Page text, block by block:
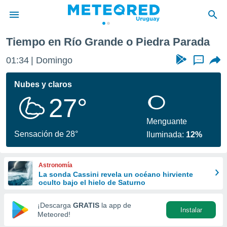
de
ha
calidad.
a este
las
y
forma
digital
basada
Tiempo en Río Grande o Piedra Parada
01:34 Domingo ...
Nubes y claros
27°
Sensación de 28°
Menguante
Iluminada: 12%
Astronomía
La sonda Cassini revela un océano hirviente
oculto bajo el hielo de Saturno
¡Descarga GRATIS la app de
Meteored!
Instalar